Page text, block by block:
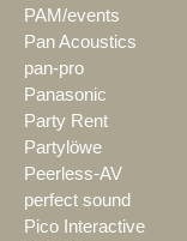
PAM/events
Pan Acoustics
pan-pro
Panasonic
Party Rent
Partylöwe
Peerless-AV
perfect sound
Pico Interactive